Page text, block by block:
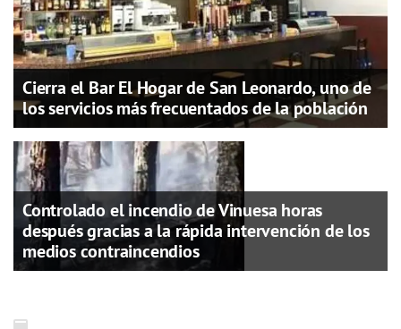
Cierra el Bar El Hogar de San Leonardo, uno de
los servicios más frecuentados de la población
Controlado el incendio de Vinuesa horas
después gracias a la rápida intervención de los
medios contraincendios